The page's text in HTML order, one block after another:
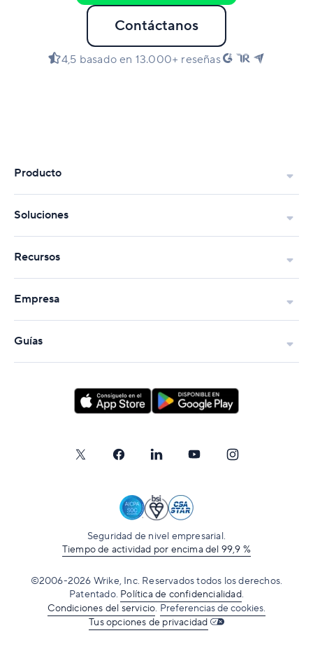
Contáctanos
4,5 basado en 13.000+ reseñas
Producto
Soluciones
Recursos
Empresa
Guías
Seguridad de nivel empresarial.
Tiempo de actividad por encima del 99,9 %
©2006-2026 Wrike, Inc. Reservados todos los derechos.
Patentado. Política de confidencialidad.
Condiciones del servicio. Preferencias de cookies.
Tus opciones de privacidad